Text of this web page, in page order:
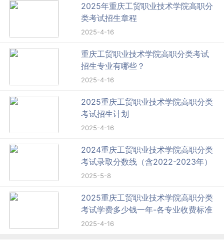
2025年重庆工贸职业技术学院高职分
类考试招生章程
2025-4-16
重庆工贸职业技术学院高职分类考试
招生专业有哪些？
2025-4-16
2025重庆工贸职业技术学院高职分类
考试招生计划
2025-4-16
2024重庆工贸职业技术学院高职分类
考试录取分数线（含2022-2023年）
2025-5-8
2025重庆工贸职业技术学院高职分类
考试学费多少钱一年-各专业收费标准
2025-4-16